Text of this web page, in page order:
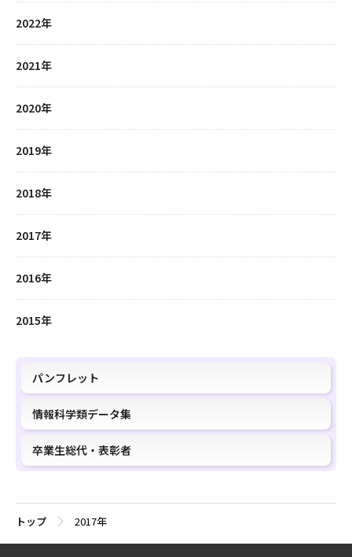
2022年
2021年
2020年
2019年
2018年
2017年
2016年
2015年
パンフレット
情報科学類データ集
卒業生総代・表彰者
トップ 2017年